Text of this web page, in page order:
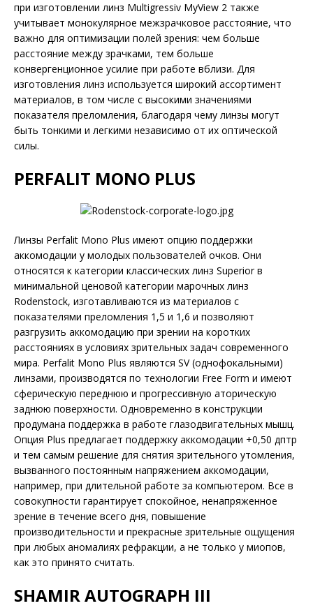
при изготовлении линз Multigressiv MyView 2 также
учитывает монокулярное межзрачковое расстояние, что
важно для оптимизации полей зрения: чем больше
расстояние между зрачками, тем больше
конвергенционное усилие при работе вблизи. Для
изготовления линз используется широкий ассортимент
материалов, в том числе с высокими значениями
показателя преломления, благодаря чему линзы могут
быть тонкими и легкими независимо от их оптической
силы.
PERFALIT MONO PLUS
Линзы Perfalit Mono Plus имеют опцию поддержки
аккомодации у молодых пользователей очков. Они
относятся к категории классических линз Superior в
минимальной ценовой категории марочных линз
Rodenstock, изготавливаются из материалов с
показателями преломления 1,5 и 1,6 и позволяют
разгрузить аккомодацию при зрении на коротких
расстояниях в условиях зрительных задач современного
мира. Perfalit Mono Plus являются SV (однофокальными)
линзами, производятся по технологии Free Form и имеют
сферическую переднюю и прогрессивную аторическую
заднюю поверхности. Одновременно в конструкции
продумана поддержка в работе глазо­двигательных мышц.
Опция Plus предлагает поддержку аккомодации +0,50 дптр
и тем самым решение для снятия зрительного утомления,
вызванного постоянным напряжением аккомодации,
например, при длительной работе за компьютером. Все в
совокупности гарантирует спокойное, ненапряженное
зрение в течение всего дня, повышение
производительности и прекрасные зрительные ощущения
при любых аномалиях рефракции, а не только у миопов,
как это принято считать.
SHAMIR AUTOGRAPH III